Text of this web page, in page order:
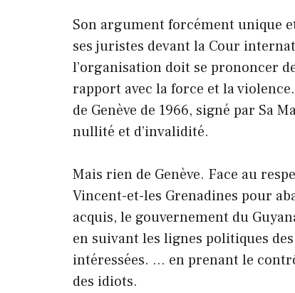
Son argument forcément unique
ses juristes devant la Cour
l’organisation doit se prononcer
rapport avec la force et la
de Genève de 1966, signé par Sa
nullité et d’invalidité.
Mais rien de Genève. Face au
Vincent-et-les Grenadines pour
acquis, le gouvernement du
en suivant les lignes politiques
intéressées. … en prenant le
des idiots.